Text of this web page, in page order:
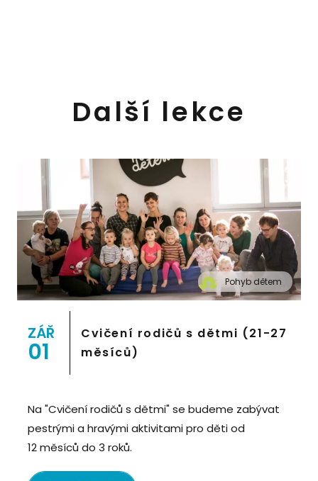
Další lekce
" alt="Cvičení pro děti "Pohyb dětem", Praha 2,
Prostor 8">
Pohyb dětem
ZÁŘ
01
Cvičení rodičů s dětmi (21-27
měsíců)
Na "Cvičení rodičů s dětmi" se budeme zabývat
pestrými a hravými aktivitami pro děti od
12 měsíců do 3 roků.